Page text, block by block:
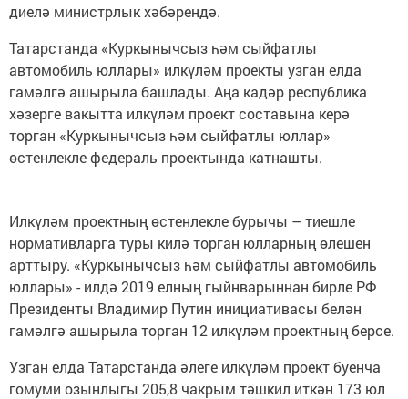
диелә министрлык хәбәрендә.
Татарстанда «Куркынычсыз һәм сыйфатлы
автомобиль юллары» илкүләм проекты узган елда
гамәлгә ашырыла башлады. Аңа кадәр республика
хәзерге вакытта илкүләм проект составына керә
торган «Куркынычсыз һәм сыйфатлы юллар»
өстенлекле федераль проектында катнашты.
Илкүләм проектның өстенлекле бурычы – тиешле
нормативларга туры килә торган юлларның өлешен
арттыру. «Куркынычсыз һәм сыйфатлы автомобиль
юллары» - илдә 2019 елның гыйнварыннан бирле РФ
Президенты Владимир Путин инициативасы белән
гамәлгә ашырыла торган 12 илкүләм проектның берсе.
Узган елда Татарстанда әлеге илкүләм проект буенча
гомуми озынлыгы 205,8 чакрым тәшкил иткән 173 юл